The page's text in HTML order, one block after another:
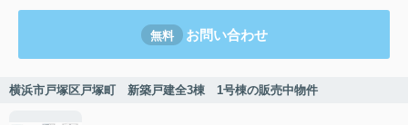
無料 お問い合わせ
横浜市戸塚区戸塚町 新築戸建全3棟 1号棟の販売中物件